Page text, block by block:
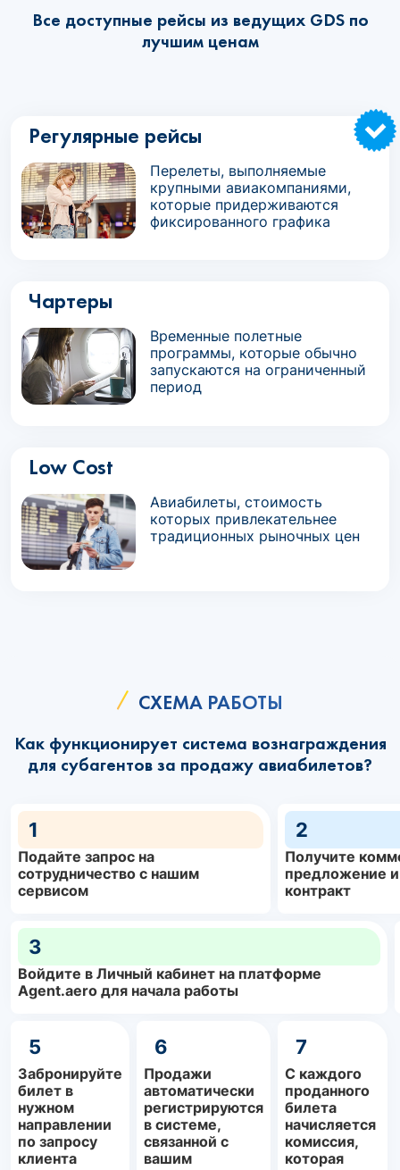
Все доступные рейсы из ведущих GDS по
лучшим ценам
Регулярные рейсы
Перелеты, выполняемые
крупными авиакомпаниями,
которые придерживаются
фиксированного графика
Чартеры
Временные полетные
программы, которые обычно
запускаются на ограниченный
период
Low Cost
Авиабилеты, стоимость
которых привлекательнее
традиционных рыночных цен
СХЕМА РАБОТЫ
Как функционирует система вознаграждения
для субагентов за продажу авиабилетов?
1
Подайте запрос на
сотрудничество с нашим
сервисом
2
Получите
предложение
контракт
3
Войдите в Личный кабинет на платформе
Agent.aero для начала работы
5
Забронируйте
билет в
нужном
направлении
по запросу
клиента
6
Продажи
автоматически
регистрируются
в системе,
связанной с
вашим
7
С каждого
проданного
билета
начисляется
комиссия,
которая